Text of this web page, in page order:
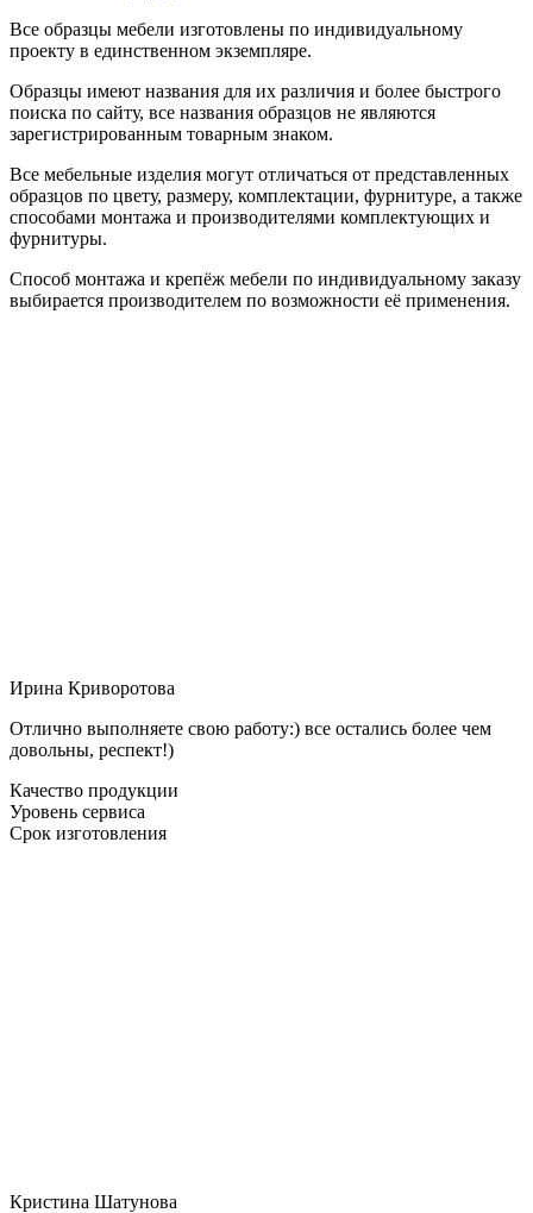
Все образцы мебели изготовлены по индивидуальному
проекту в единственном экземпляре.
Образцы имеют названия для их различия и более быстрого
поиска по сайту, все названия образцов не являются
зарегистрированным товарным знаком.
Все мебельные изделия могут отличаться от представленных
образцов по цвету, размеру, комплектации, фурнитуре, а также
способами монтажа и производителями комплектующих и
фурнитуры.
Способ монтажа и крепёж мебели по индивидуальному заказу
выбирается производителем по возможности её применения.
Ирина Криворотова
Отлично выполняете свою работу:) все остались более чем
довольны, респект!)
Качество продукции
Уровень сервиса
Срок изготовления
Кристина Шатунова